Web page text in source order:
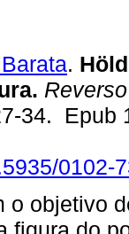
.
Reverso
34. Epub
0102-
o objetivo